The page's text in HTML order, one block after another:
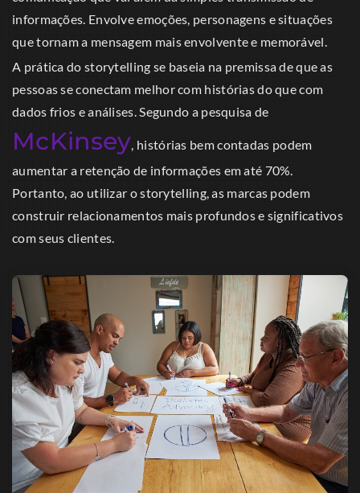
informações. Envolve emoções, personagens e situações
que tornam a mensagem mais envolvente e memorável.
A prática do storytelling se baseia na premissa de que as
pessoas se conectam melhor com histórias do que com
dados frios e análises. Segundo a pesquisa de
McKinsey, histórias bem contadas podem
aumentar a retenção de informações em até 70%.
Portanto, ao utilizar o storytelling, as marcas podem
construir relacionamentos mais profundos e significativos
com seus clientes.